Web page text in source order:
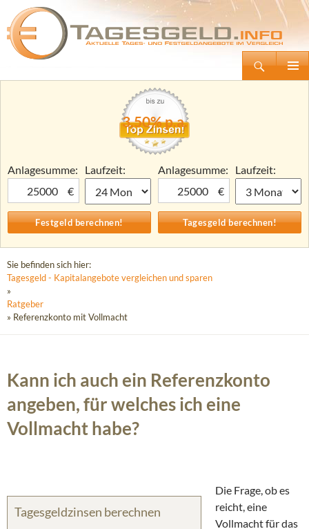
Tagesgeld.info – Tagesgeldkonten vergleichen und Tagesgeld-Zinsen berechnen
Zum
3,50% p.a.
Anlagesumme:
€
Laufzeit:
Anlagesumme:
€
Laufzeit:
Sie befinden sich hier:
Tagesgeld - Kapitalangebote vergleichen und sparen
»
Ratgeber
» Referenzkonto mit Vollmacht
Kann ich auch ein Referenzkonto
angeben, für welches ich eine
Vollmacht habe?
Tagesgeldzinsen berechnen
Die Frage, ob es
reicht, eine
Vollmacht für das